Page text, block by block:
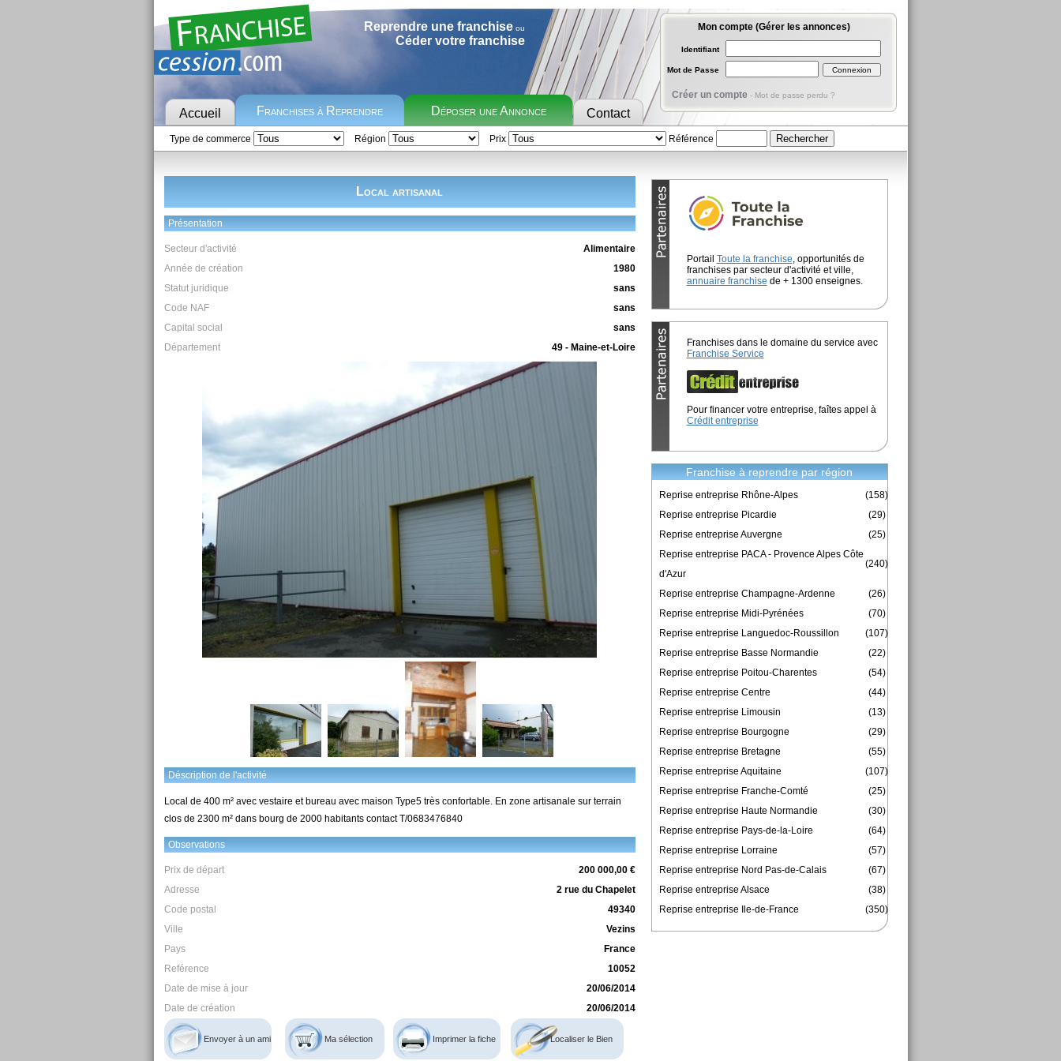
Reprendre une franchiseou
Céder votre franchise
Accueil Franchises à Reprendre Déposer une Annonce Contact
Mon compte (Gérer les annonces)
Identifiant
Mot de Passe
Créer un compte - Mot de passe perdu ?
Type de commerce Région Prix Référence
Local artisanal
Présentation
Secteur d'activité
Alimentaire
Année de création
1980
Statut juridique
sans
Code NAF
sans
Capital social
sans
Département
49 - Maine-et-Loire
Déscription de l'activité
Local de 400 m² avec vestaire et bureau avec maison Type5 très confortable. En zone artisanale sur terrain
clos de 2300 m² dans bourg de 2000 habitants contact T/0683476840
Observations
Prix de départ
200 000,00 €
Adresse
2 rue du Chapelet
Code postal
49340
Ville
Vezins
Pays
France
Reférence
10052
Date de mise à jour
20/06/2014
Date de création
20/06/2014
Envoyer à un ami Ma sélection Imprimer la fiche Localiser le Bien
Portail Toute la franchise, opportunités de
franchises par secteur d'activité et ville,
annuaire franchise de + 1300 enseignes.
Franchises dans le domaine du service avec
Franchise Service
Pour financer votre entreprise, faîtes appel à
Crédit entreprise
Franchise à reprendre par région
Reprise entreprise Rhône-Alpes
(158)
Reprise entreprise Picardie
(29)
Reprise entreprise Auvergne
(25)
Reprise entreprise PACA - Provence Alpes Côte
d'Azur
(240)
Reprise entreprise Champagne-Ardenne
(26)
Reprise entreprise Midi-Pyrénées
(70)
Reprise entreprise Languedoc-Roussillon
(107)
Reprise entreprise Basse Normandie
(22)
Reprise entreprise Poitou-Charentes
(54)
Reprise entreprise Centre
(44)
Reprise entreprise Limousin
(13)
Reprise entreprise Bourgogne
(29)
Reprise entreprise Bretagne
(55)
Reprise entreprise Aquitaine
(107)
Reprise entreprise Franche-Comté
(25)
Reprise entreprise Haute Normandie
(30)
Reprise entreprise Pays-de-la-Loire
(64)
Reprise entreprise Lorraine
(57)
Reprise entreprise Nord Pas-de-Calais
(67)
Reprise entreprise Alsace
(38)
Reprise entreprise Ile-de-France
(350)